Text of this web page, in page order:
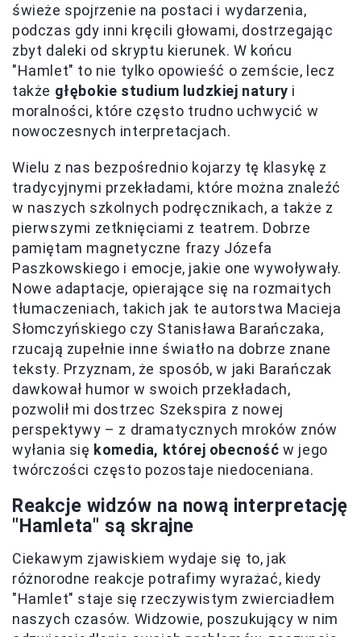
świeże spojrzenie na postaci i wydarzenia,
podczas gdy inni kręcili głowami, dostrzegając
zbyt daleki od skryptu kierunek. W końcu
"Hamlet" to nie tylko opowieść o zemście, lecz
także głębokie studium ludzkiej natury i
moralności, które często trudno uchwycić w
nowoczesnych interpretacjach.
Wielu z nas bezpośrednio kojarzy tę klasykę z
tradycyjnymi przekładami, które można znaleźć
w naszych szkolnych podręcznikach, a także z
pierwszymi zetknięciami z teatrem. Dobrze
pamiętam magnetyczne frazy Józefa
Paszkowskiego i emocje, jakie one wywoływały.
Nowe adaptacje, opierające się na rozmaitych
tłumaczeniach, takich jak te autorstwa Macieja
Słomczyńskiego czy Stanisława Barańczaka,
rzucają zupełnie inne światło na dobrze znane
teksty. Przyznam, że sposób, w jaki Barańczak
dawkował humor w swoich przekładach,
pozwolił mi dostrzec Szekspira z nowej
perspektywy – z dramatycznych mroków znów
wyłania się komedia, której obecność w jego
twórczości często pozostaje niedoceniana.
Reakcje widzów na nową interpretację
"Hamleta" są skrajne
Ciekawym zjawiskiem wydaje się to, jak
różnorodne reakcje potrafimy wyrażać, kiedy
"Hamlet" staje się rzeczywistym zwierciadłem
naszych czasów. Widzowie, poszukujący w nim